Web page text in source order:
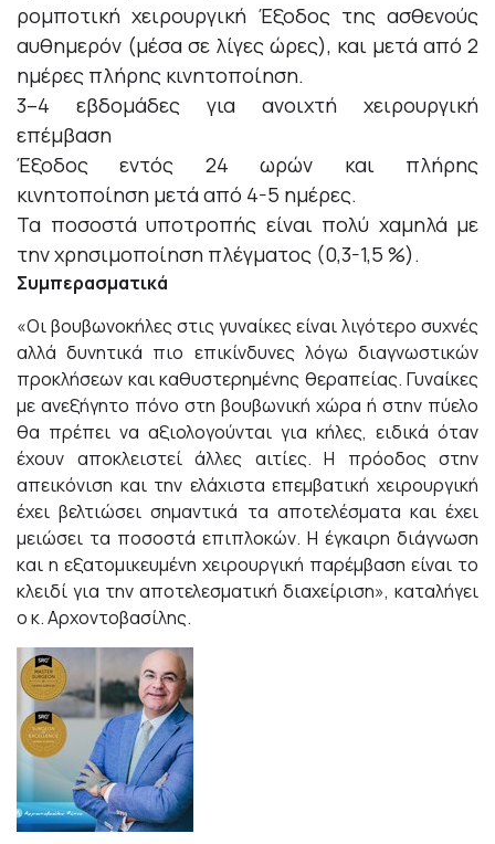
ρομποτική χειρουργική Έξοδος της ασθενούς
αυθημερόν (μέσα σε λίγες ώρες), και μετά από 2
ημέρες πλήρης κινητοποίηση.
3–4 εβδομάδες για ανοιχτή χειρουργική
επέμβαση
Έξοδος εντός 24 ωρών και πλήρης
κινητοποίηση μετά από 4-5 ημέρες.
Τα ποσοστά υποτροπής είναι πολύ χαμηλά με
την χρησιμοποίηση πλέγματος (0,3-1,5 %).
Συμπερασματικά
«Οι βουβωνοκήλες στις γυναίκες είναι λιγότερο συχνές
αλλά δυνητικά πιο επικίνδυνες λόγω διαγνωστικών
προκλήσεων και καθυστερημένης θεραπείας. Γυναίκες
με ανεξήγητο πόνο στη βουβωνική χώρα ή στην πύελο
θα πρέπει να αξιολογούνται για κήλες, ειδικά όταν
έχουν αποκλειστεί άλλες αιτίες. Η πρόοδος στην
απεικόνιση και την ελάχιστα επεμβατική χειρουργική
έχει βελτιώσει σημαντικά τα αποτελέσματα και έχει
μειώσει τα ποσοστά επιπλοκών. Η έγκαιρη διάγνωση
και η εξατομικευμένη χειρουργική παρέμβαση είναι το
κλειδί για την αποτελεσματική διαχείριση», καταλήγει
ο κ. Αρχοντοβασίλης.